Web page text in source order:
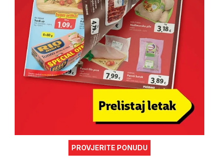
PROVJERITE PONUDU